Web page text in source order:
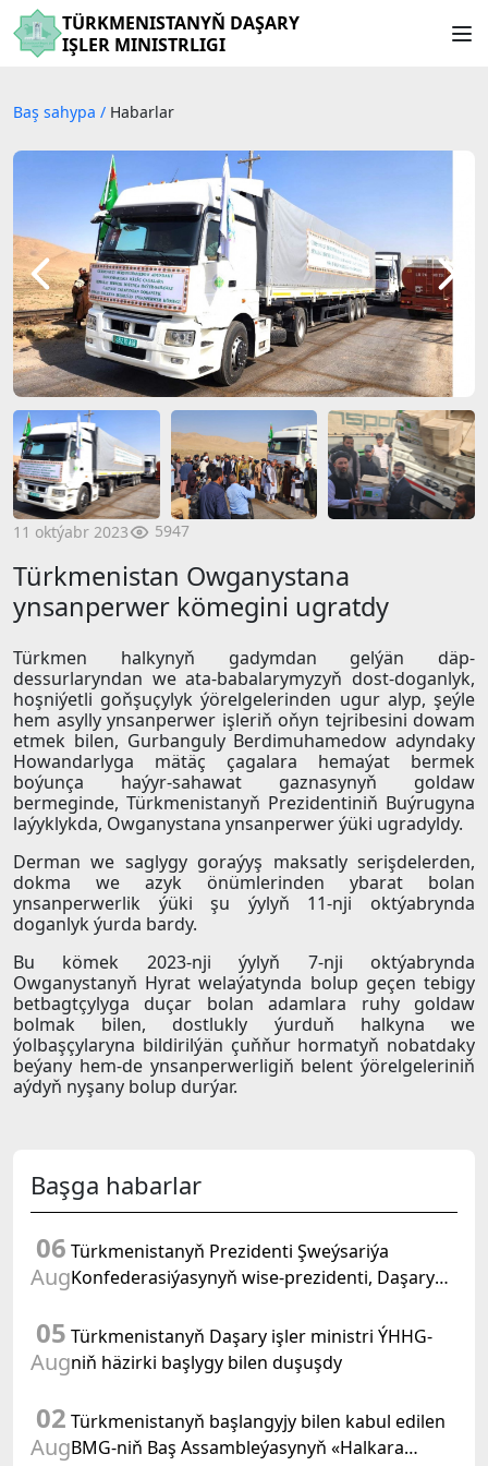
TÜRKMENISTANYŇ DAŞARY
IŞLER MINISTRLIGI
Baş sahypa / Habarlar
11 oktýabr 2023 5947
Türkmenistan Owganystana
ynsanperwer kömegini ugratdy
Türkmen halkynyň gadymdan gelýän däp-
dessurlaryndan we ata-babalarymyzyň dost-doganlyk,
hoşniýetli goňşuçylyk ýörelgelerinden ugur alyp, şeýle
hem asylly ynsanperwer işleriň oňyn tejribesini dowam
etmek bilen, Gurbanguly Berdimuhamedow adyndaky
Howandarlyga mätäç çagalara hemaýat bermek
boýunça haýyr-sahawat gaznasynyň goldaw
bermeginde, Türkmenistanyň Prezidentiniň Buýrugyna
laýyklykda, Owganystana ynsanperwer ýüki ugradyldy.
Derman we saglygy goraýyş maksatly serişdelerden,
dokma we azyk önümlerinden ybarat bolan
ynsanperwerlik ýüki şu ýylyň 11-nji oktýabrynda
doganlyk ýurda bardy.
Bu kömek 2023-nji ýylyň 7-nji oktýabrynda
Owganystanyň Hyrat welaýatynda bolup geçen tebigy
betbagtçylyga duçar bolan adamlara ruhy goldaw
bolmak bilen, dostlukly ýurduň halkyna we
ýolbaşçylaryna bildirilýän çuňňur hormatyň nobatdaky
beýany hem-de ynsanperwerligiň belent ýörelgeleriniň
aýdyň nyşany bolup durýar.
Başga habarlar
06
Aug
Türkmenistanyň Prezidenti Şweýsariýa
Konfederasiýasynyň wise-prezidenti, Daşary
etdi
05
Aug
Türkmenistanyň Daşary işler ministri ÝHHG-
niň häzirki başlygy bilen duşuşdy
02
Aug
Türkmenistanyň başlangyjy bilen kabul edilen
BMG-niň Baş Assambleýasynyň «Halkara